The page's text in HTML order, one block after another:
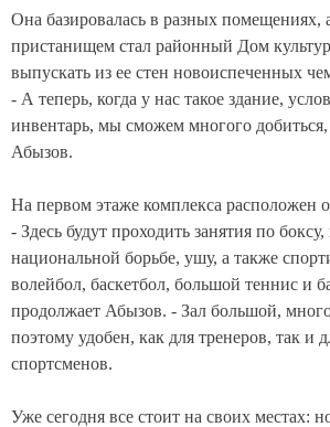
Она базировалась в разных помещениях,
пристанищем стал районный Дом
выпускать из ее стен новоиспеченных
- А теперь, когда у нас такое здание,
инвентарь, мы сможем многого добиться,
Абызов.
На первом этаже комплекса расположен
- Здесь будут проходить занятия по боксу,
национальной борьбе, ушу, а также
волейбол, баскетбол, большой теннис и
продолжает Абызов. - Зал большой,
поэтому удобен, как для тренеров, так и
спортсменов.
Уже сегодня все стоит на своих местах: